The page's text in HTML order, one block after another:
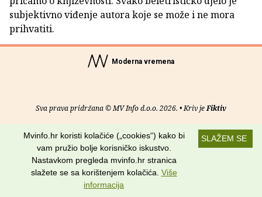
subjektivno viđenje autora koje se može i ne mora
prihvatiti.
Moderna vremena
Sva prava pridržana © MV Info d.o.o. 2026. • Kriv jeFiktiv
O nama • Pomoć• Uvjeti korištenja• RSS kanali
Potraži nas na:
SLAŽEM SE
Mvinfo.hr koristi kolačiće („cookies“) kako bi
vam pružio bolje korisničko iskustvo.
Nastavkom pregleda mvinfo.hr stranica
slažete se sa korištenjem kolačića. Više
informacija